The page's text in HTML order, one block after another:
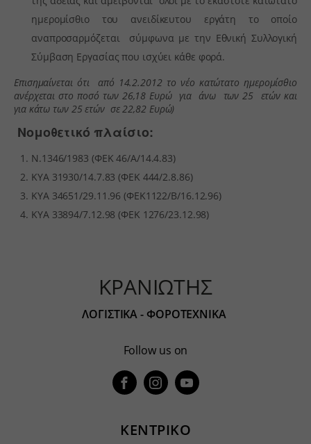
ημερομίσθιο του ανειδίκευτου εργάτη το οποίο
αναπροσαρμόζεται σύμφωνα με την Εθνική Συλλογική
Σύμβαση Εργασίας που ισχύει κάθε φορά.
Επισημαίνεται ότι από 14.2.2012 το νέο κατώτατο ημερομίσθιο
ανέρχεται στο ποσό των 26,18 Ευρώ για άνω των 25 ετών και
για κάτω των 25 ετών σε 22,82 Ευρώ)
Νομοθετικό πλαίσιο:
Ν.1346/1983 (ΦΕΚ 46/Α/14.4.83)
ΚΥΑ 31930/14.7.83 (ΦΕΚ 444/2.8.86)
ΚΥΑ 34651/29.11.96 (ΦΕΚ1122/Β/16.12.96)
ΚΥΑ 33894/7.12.98 (ΦΕΚ 1276/23.12.98)
ΚΡΑΝΙΩΤΗΣ
ΛΟΓΙΣΤΙΚΑ - ΦΟΡΟΤΕΧΝΙΚΑ
Follow us on
ΚΕΝΤΡΙΚΟ
wp-settings-*
wp-settings-time-*
wp-wpml_current_admin_language_*
wp-wpml_current_language
services.kraniotis.gr
www.services.kraniotis.gr
_ga_*
mp_*_mixpanel
sbjs_current
sbjs_current_add
sbjs_first
region1.google-analytics.com
για να εμφανίζουν εξατομικευμένες διαφημίσεις. Το κάνουν
παρακολουθώντας τους επισκέπτες σε διάφορους ιστότοπους.
Εμφάνιση λεπτομερειών
_fbp
Μέσα
Αυτά τα cookies και υπηρεσίες είναι απαραίτητα για την εμφάνιση
ορισμένων μέσων, όπως ενσωματωμένα βίντεο, χάρτες, αναρτήσεις
στα κοινωνικά δίκτυα κ.λπ.
fonts.googleapis.com
fonts.gstatic.com
www.facebook.com
www.google.com
Άλλες υπηρεσίες
Αυτή η κατηγορία περιλαμβάνει όλα τα cookies, τομείς και
δεν έχουν κατηγοριοποιηθεί σαφώς.
Εμφάνιση λεπτομερειών
kraniotis-gr.themebook.cloud